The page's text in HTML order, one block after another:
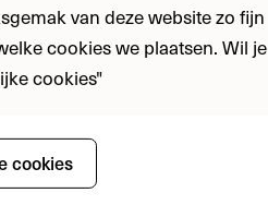
of energietransitie? Dit
voor organisaties...
van deze website zo fijn
cookies we plaatsen. Wil je
cookies"
cookies